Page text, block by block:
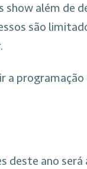
show além de
são
a
deste ano